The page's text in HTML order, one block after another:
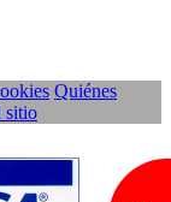
Quiénes
sitio